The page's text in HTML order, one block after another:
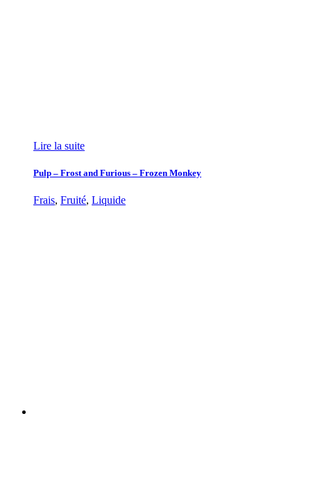
Lire la suite
Pulp – Frost and Furious – Frozen Monkey
Frais, Fruité, Liquide